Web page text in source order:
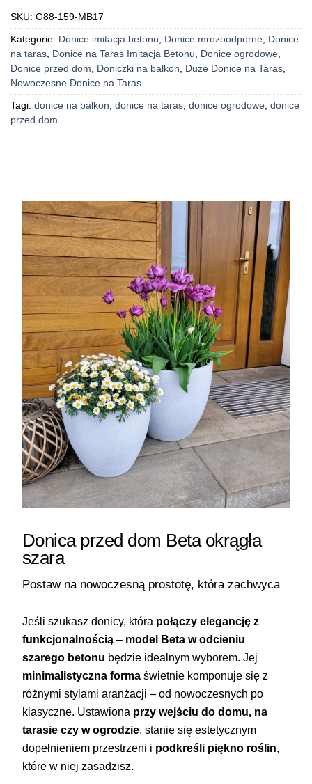
SKU: G88-159-MB17
Kategorie: Donice imitacja betonu Donice mrozoodporne Donice
na taras Donice na Taras Imitacja Betonu Donice ogrodowe
Donice przed dom
Doniczki na balkon Duże Donice na Taras
Nowoczesne Donice na Taras
Tagi: donice na balkon donice na taras donice ogrodowe donice
przed dom
Donica przed dom Beta okrągła
szara
Postaw na nowoczesną prostotę, która zachwyca
Jeśli szukasz donicy, która połączy elegancję z
funkcjonalnością – model Beta w odcieniu
szarego betonu będzie idealnym wyborem. Jej
minimalistyczna forma świetnie komponuje się z
różnymi stylami aranżacji – od nowoczesnych po
klasyczne. Ustawiona przy wejściu do domu, na
tarasie czy w ogrodzie, stanie się estetycznym
dopełnieniem przestrzeni i podkreśli piękno roślin,
które w niej zasadzisz.